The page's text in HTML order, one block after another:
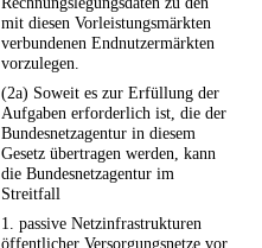
mit diesen Vorleistungsmärkten
verbundenen Endnutzermärkten
vorzulegen.
(2a) Soweit es zur Erfüllung der
Aufgaben erforderlich ist, die der
Bundesnetzagentur in diesem
Gesetz übertragen werden, kann
die Bundesnetzagentur im
Streitfall
1. passive Netzinfrastrukturen
öffentlicher Versorgungsnetze vor